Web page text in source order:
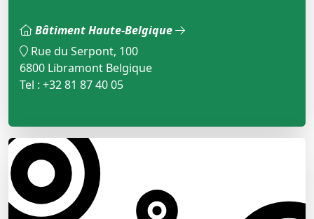
Bâtiment Haute-Belgique
Rue du Serpont, 100
6800 Libramont Belgique
Tel : +32 81 87 40 05